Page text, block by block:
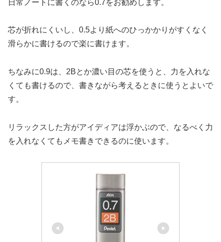
日常ノートに書くのなら0.7をお勧めします。
芯が折れにくいし、0.5より紙へのひっかかりがすくなく
滑らかに書けるので楽に書けます。
ちなみに0.9は、2Bとか濃い目の芯を使うと、力を入れな
くても書けるので、書きながら考えるときに使うとよいで
す。
リラックスした方がアイディアは浮かぶので、なるべく力
を入れなくてもメモ書きできるのに使います。